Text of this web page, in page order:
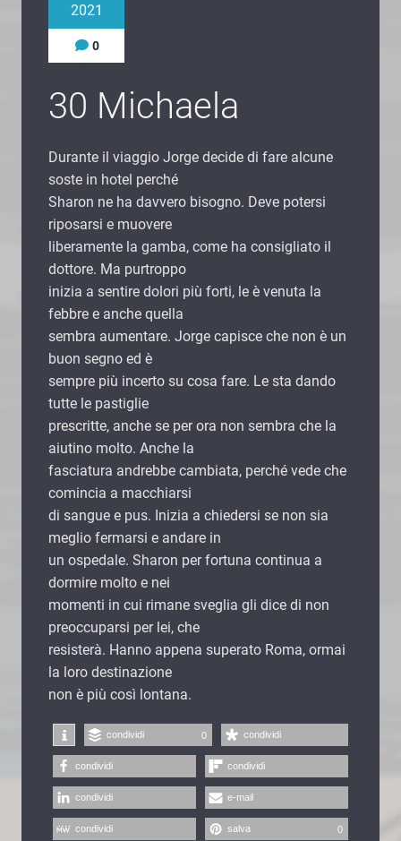
2021
0
30 Michaela
Durante il viaggio Jorge decide di fare alcune
soste in hotel perché
Sharon ne ha davvero bisogno. Deve potersi
riposarsi e muovere
liberamente la gamba, come ha consigliato il
dottore. Ma purtroppo
inizia a sentire dolori più forti, le è venuta la
febbre e anche quella
sembra aumentare. Jorge capisce che non è un
buon segno ed è
sempre più incerto su cosa fare. Le sta dando
tutte le pastiglie
prescritte, anche se per ora non sembra che la
aiutino molto. Anche la
fasciatura andrebbe cambiata, perché vede che
comincia a macchiarsi
di sangue e pus. Inizia a chiedersi se non sia
meglio fermarsi e andare in
un ospedale. Sharon per fortuna continua a
dormire molto e nei
momenti in cui rimane sveglia gli dice di non
preoccuparsi per lei, che
resisterà. Hanno appena superato Roma, ormai
la loro destinazione
non è più così lontana.
condividi 0 condividi
condividi condividi
condividi e-mail
condividi salva 0